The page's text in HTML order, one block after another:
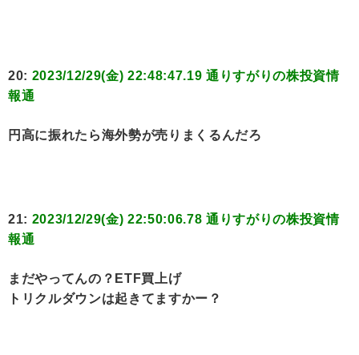
20: 2023/12/29(金) 22:48:47.19 通りすがりの株投資情
報通
円高に振れたら海外勢が売りまくるんだろ
21: 2023/12/29(金) 22:50:06.78 通りすがりの株投資情
報通
まだやってんの？ETF買上げ
トリクルダウンは起きてますかー？